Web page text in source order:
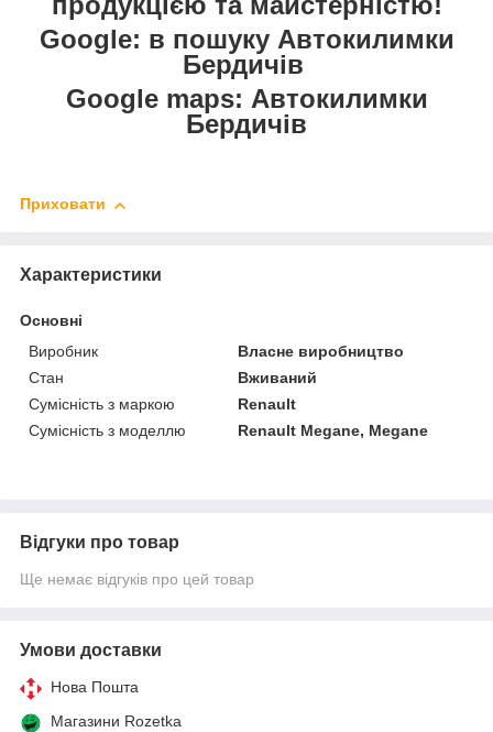
Google: в пошуку Автокилимки
Бердичів
Google maps: Автокилимки
Бердичів
Приховати
Характеристики
Основні
Виробник
Власне виробництво
Стан
Вживаний
Сумісність з маркою
Renault
Сумісність з моделлю
Renault Megane, Megane
Відгуки про товар
Ще немає відгуків про цей товар
Умови доставки
Нова Пошта
Магазини Rozetka